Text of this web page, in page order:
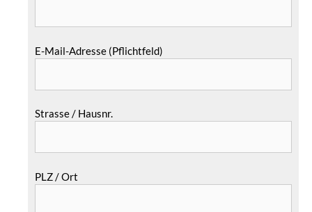
E-Mail-Adresse (Pflichtfeld)
Strasse / Hausnr.
PLZ / Ort